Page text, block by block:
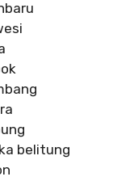
belitung